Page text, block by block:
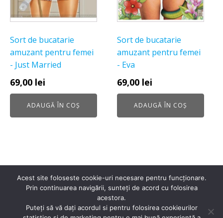
Sort de bucatarie
amuzant pentru femei
- Just Married
69,00 lei
ADAUGĂ ÎN COȘ
Sort de bucatarie
amuzant pentru femei
- Eva
69,00 lei
ADAUGĂ ÎN COȘ
Acest site foloseste cookie-uri necesare pentru funcționare.
Prin continuarea navigării, sunteți de acord cu folosirea
acestora.
Puteți să vă dați acordul si pentru folosirea cookieurilor